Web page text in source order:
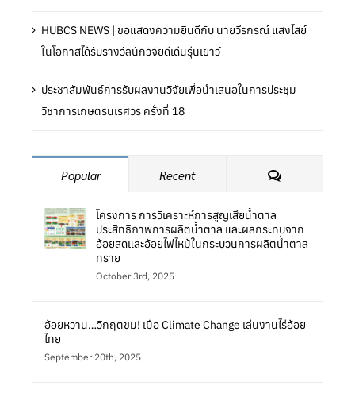
HUBCS NEWS | ขอแสดงความยินดีกับ นายวีรกรณ์ แสงไสย์
ในโอกาสได้รับรางวัลนักวิจัยดีเด่นรุ่นเยาว์
ประชาสัมพันธ์การรับผลงานวิจัยเพื่อนำเสนอในการประชุม
วิชาการเกษตรนเรศวร ครั้งที่ 18
Popular Recent Comments
โครงการ การวิเคราะห์การสูญเสียน้ำตาล
ประสิทธิภาพการผลิตน้ำตาล และผลกระทบจาก
อ้อยสดและอ้อยไฟไหม้ในกระบวนการผลิตน้ำตาล
ทราย
October 3rd, 2025
อ้อยหวาน…วิกฤตขม! เมื่อ Climate Change เล่นงานไร่อ้อย
ไทย
September 20th, 2025